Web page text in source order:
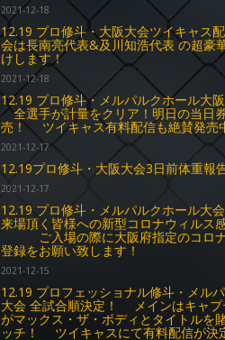
2021-12-18
12.19 プロ修斗・大阪大会ツイキャ
会は長南亮代表&及川知浩代表 の超豪
けします！
2021-12-18
12.19 プロ修斗・メルパルクホール大
全選手が計量をクリア！明日の当日
売！ ツイキャス有料配信も絶賛発売
2021-12-17
12.19プロ修斗・大阪大会3日前体重報
2021-12-17
12.19 プロ修斗・メルパルクホー
来場頂く皆様への新型コロナウィルス
ご入場の際に大阪府指定のコロナ
登録をお願い致します！
2021-12-15
12.19 プロフェッショナル修斗・メル
大会 全試合順決定！ メインはキャ
がマックス・ザ・ボディとタイトルを
ッチ！ ツイキャスにて有料配信が決